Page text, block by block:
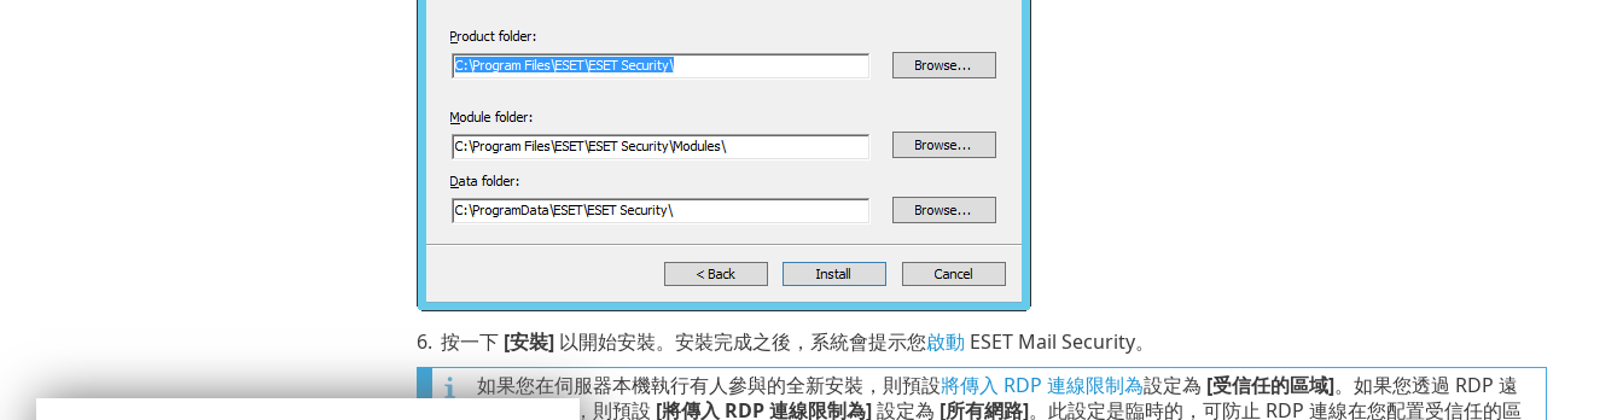
6. 按一下 [安裝]以開始安裝。安裝完成之後，系統會提示您啟動 ESET Mail Security。
如果您在伺服器本機執行有人參與的全新安裝，則預設將傳入 RDP 連線限制為設定為 [受信任的區域]。如果您透過 RDP 遠
端執行安裝，則預設 [將傳入 RDP 連線限制為]設定為 [所有網路]。此設定是臨時的，可防止 RDP 連線在您配置受信任的區